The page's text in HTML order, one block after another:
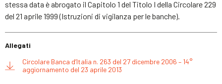
stessa data è abrogato il Capitolo 1 del Titolo I della Circolare 229
del 21 aprile 1999 (Istruzioni di vigilanza per le banche).
Allegati
Circolare Banca d’Italia n. 263 del 27 dicembre 2006 – 14°
aggiornamento del 23 aprile 2013